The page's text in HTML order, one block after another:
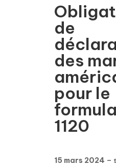
de
des
pour le
1120
15 mars 2024 –